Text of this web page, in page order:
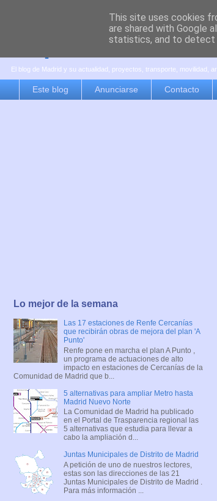
es por madrid
El blog de Madrid y su actualidad, proyectos, transporte, movilidad,
Este blog Anunciarse Contacto
Lo mejor de la semana
Las 17 estaciones de Renfe Cercanías
que recibirán obras de mejora del plan 'A
Punto'
Renfe pone en marcha el plan A Punto ,
un programa de actuaciones de alto
impacto en estaciones de Cercanías de la
Comunidad de Madrid que b...
5 alternativas para ampliar Metro hasta
Madrid Nuevo Norte
La Comunidad de Madrid ha publicado
en el Portal de Trasparencia regional las
5 alternativas que estudia para llevar a
cabo la ampliación d...
Juntas Municipales de Distrito de Madrid
A petición de uno de nuestros lectores,
estas son las direcciones de las 21
Juntas Municipales de Distrito de Madrid .
Para más información ...
This site uses cookies
are shared with Google
statistics, and to detect